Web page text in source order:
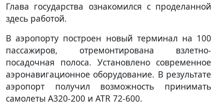
Глава государства ознакомился с проделанной
здесь работой.
В аэропорту построен новый терминал на 100
пассажиров, отремонтирована взлетно-
посадочная полоса. Установлено современное
аэронавигационное оборудование. В результате
аэропорт получил возможность принимать
самолеты А320-200 и АТR 72-600.